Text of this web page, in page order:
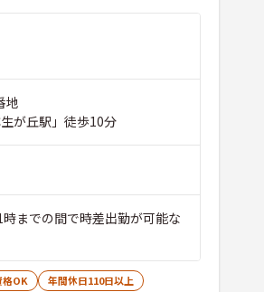
地
が丘駅」徒歩10分
での間で時差出勤が可能な
格OK
年間休日110日以上